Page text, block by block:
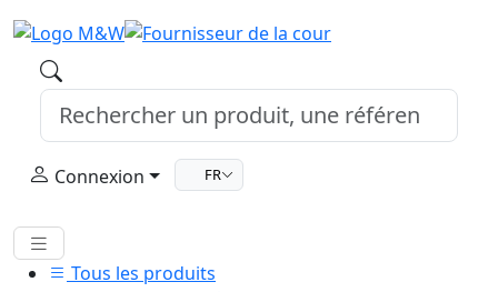
Connexion FR
Tous les produits